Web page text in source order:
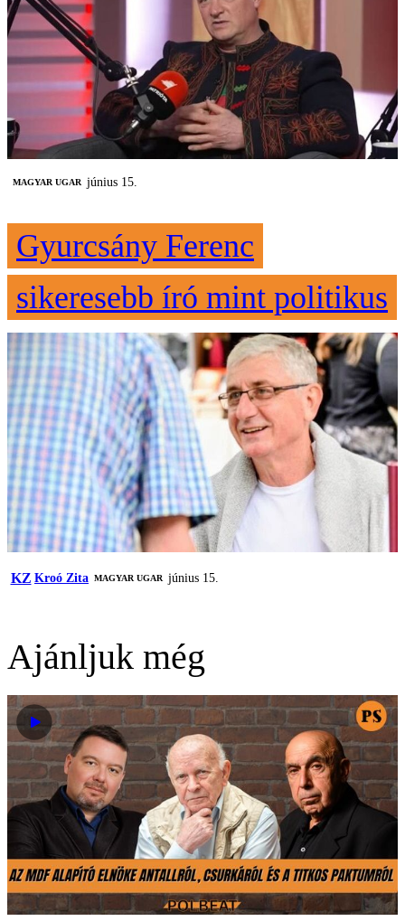
MAGYAR UGAR június 15.
Gyurcsány Ferenc
sikeresebb író mint politikus
KZ Kroó Zita MAGYAR UGAR június 15.
Ajánljuk még